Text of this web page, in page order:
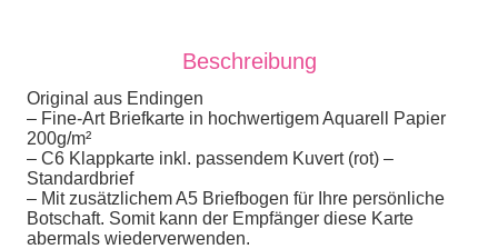
Beschreibung
Original aus Endingen
– Fine-Art Briefkarte in hochwertigem Aquarell Papier
200g/m²
– C6 Klappkarte inkl. passendem Kuvert (rot) –
Standardbrief
– Mit zusätzlichem A5 Briefbogen für Ihre persönliche
Botschaft. Somit kann der Empfänger diese Karte
abermals wiederverwenden.